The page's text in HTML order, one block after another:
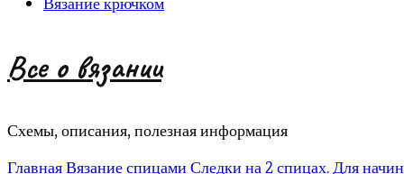
Все о вязании
Схемы, описания, полезная информация
ГлавнаяВязание спицами Следки на 2 спицах. Для